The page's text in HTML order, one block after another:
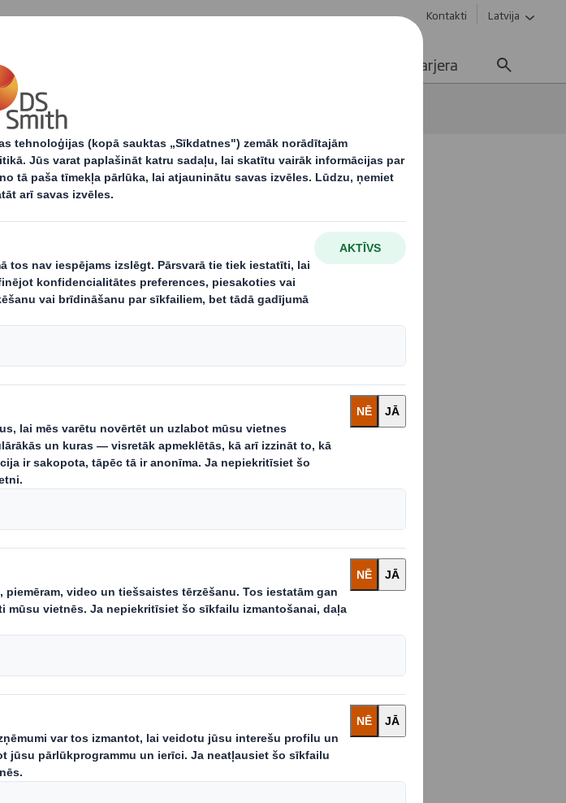
Kontakti Latvija
Karjera
par alternatīvu šķiedru avotu papīra un iepakojuma ražošanā?
kļūt par alternatīvu
un iepakojuma
kā jūras aļģu šķiedras var
iepakojuma ražošanā, pieaugot
pēc ilgtspējīgām
Pēc sākotnējās izpētes, mēs turpinām
nozīmīgu lomu, aizvietojot plastmasu,
aizstājot uz naftas bāzes ražotu
produktu aizsardzībai.